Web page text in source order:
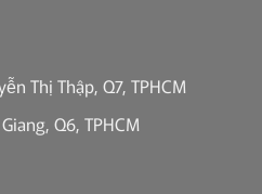
Thị Thập, Q7, TPHCM
Q6, TPHCM